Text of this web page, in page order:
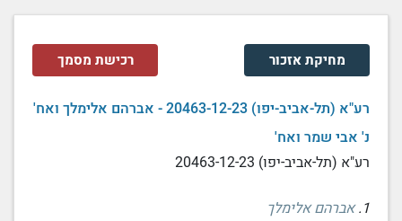
מחיקת אזכור רכישת מסמך
רע"א (תל-אביב-יפו) 20463-12-23 - אברהם אלימלך ואח'
נ' אבי שמר ואח'
רע"א (תל-אביב-יפו) 20463-12-23
1. אברהם אלימלך